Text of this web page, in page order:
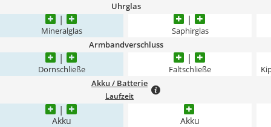
Uhrglas
Mineralglas Saphirglas
Armbandverschluss
Dornschließe Faltschließe
Akku / Batterie
Laufzeit
Akku Akku